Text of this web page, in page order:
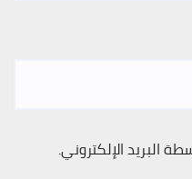
البريد الإلكتروني.